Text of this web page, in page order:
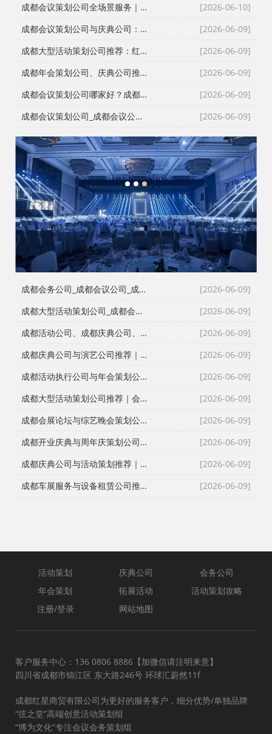
[2026-06-10]
成都会议策划公司全场景服务｜成都活动公司活动类型全覆盖，成都会务公司一站式解决方案
[2026-06-09]
成都会议策划公司与庆典公司：红星商贸高难度活动执行实录
[2026-06-09]
成都大型活动策划公司推荐：红星27年深耕，专业靠谱团队大
[2026-06-09]
成都年会策划公司、庆典公司推荐：企业年会、周年庆典、颁奖典礼一站式承办，红星演艺与搭建团队专业靠谱
[2026-06-09]
成都会议策划公司哪家好？成都会务公司、会议公司推荐：红星活动专业承办新闻发布会与招商会
[2026-06-09]
成都会议策划公司_成都会议公司与成都年会策划公司专业执行团队
1 2 3
[2026-06-09]
成都会务公司_成都会议公司_成都庆典公司高难度同行单二手单全接｜成都红星活动策划用26年经验说话
[2026-06-09]
成都大型活动策划公司_成都会议策划公司_成都庆典策划公司哪家专业？成都红星活动策划26年团队实力深度解析
[2026-06-09]
成都活动公司、成都庆典公司、成都会务公司、成都会议策划公司，红星团队26年经验深度解读
[2026-06-09]
成都庆典公司与演艺公司推荐｜开张剪彩、舞龙舞狮、大型晚会全案执行
[2026-06-09]
成都活动执行公司与年会策划公司推荐｜全流程服务与安全保障
[2026-06-09]
成都大型活动策划公司推荐｜会议策划、庆典执行、年会演艺一站式服务
[2026-06-09]
成都会展论坛与综艺晚会策划公司推荐｜活动策划执行与资源整合专家
[2026-06-09]
成都开业庆典与周年庆策划公司推荐｜专业舞台搭建与高端现场布置
[2026-06-09]
成都庆典公司与活动策划推荐｜跨年晚会、元旦晚会、企业年会一站式执行
[2026-06-09]
成都车展服务与设备租赁公司推荐｜新车上市、试驾活动、巡展全案执行
活动策划 庆典公司
会务公司
年会策划
拓展活动
活动策划攻略
注册/登录
网站地图
客户服务中心：136 0806 8886【加微信请注明来意】
四川省成都市锦江区 东大路246号 环球汇蔚然11f
成都红星商贸有限公司为更好的服务客户，细分优势/单独品牌
“弦之堂”高端创意活动策划组
“博为文化”专注会议会务策划组